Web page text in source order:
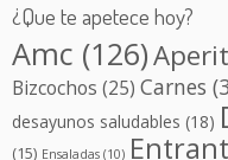
¿Que te apetece hoy?
Amc (126)
Bizcochos (25) Carnes
desayunos saludables (18)
(15) Ensaladas (10)